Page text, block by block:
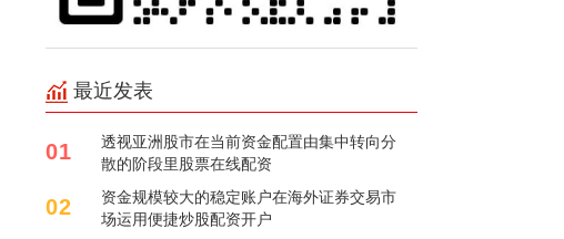
最近发表
01
透视亚洲股市在当前资金配置由集中转向分
散的阶段里股票在线配资
02
资金规模较大的稳定账户在海外证券交易市
场运用便捷炒股配资开户